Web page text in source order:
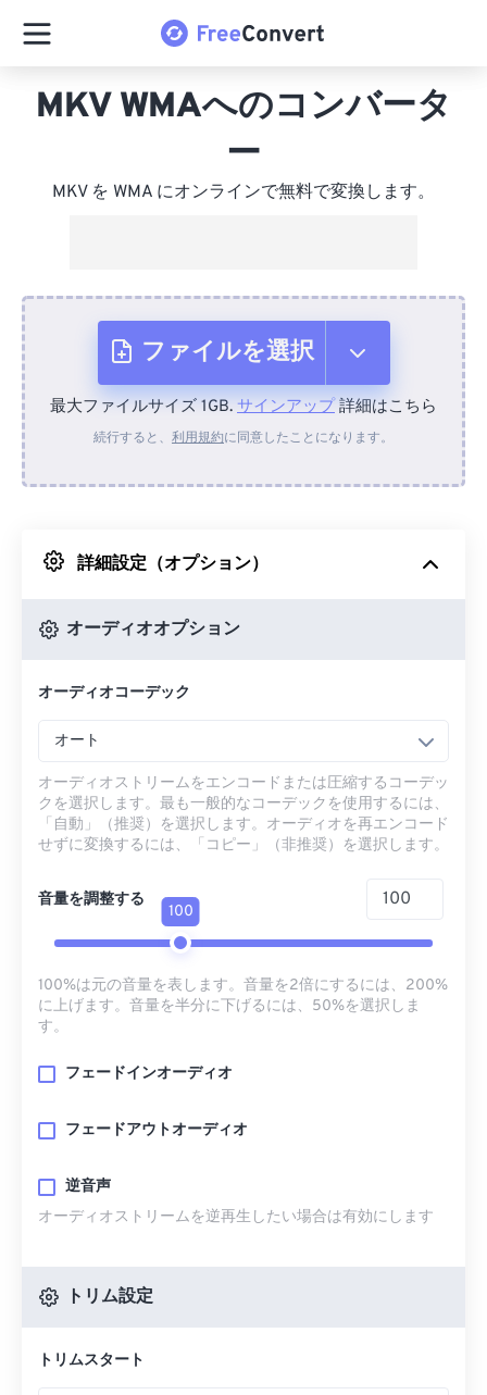
MKV WMAへのコンバータ
ー
MKV を WMA にオンラインで無料で変換します。
ファイルを選択
デバイスから
Googleドライブから
最大ファイルサイズ 1GB. サインアップ詳細はこちら
続行すると、 利用規約に同意したことになります。
詳細設定（オプション）
オーディオオプション
オーディオコーデック
オート
オーディオストリームをエンコードまたは圧縮するコーデッ
クを選択します。最も一般的なコーデックを使用するには、
「自動」（推奨）を選択します。オーディオを再エンコード
せずに変換するには、「コピー」（非推奨）を選択します。
音量を調整する
100
100%は元の音量を表します。音量を2倍にするには、200%
に上げます。音量を半分に下げるには、50%を選択しま
す。
フェードインオーディオ
フェードアウトオーディオ
逆音声
オーディオストリームを逆再生したい場合は有効にします
トリム設定
トリムスタート